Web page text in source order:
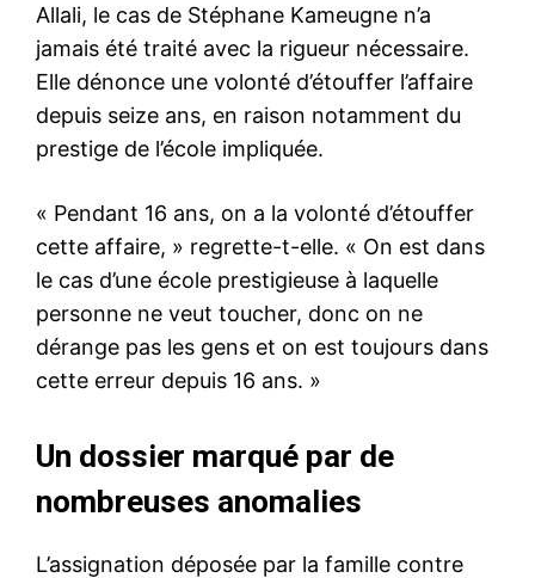
Allali, le cas de Stéphane Kameugne n’a
jamais été traité avec la rigueur nécessaire.
Elle dénonce une volonté d’étouffer l’affaire
depuis seize ans, en raison notamment du
prestige de l’école impliquée.
« Pendant 16 ans, on a la volonté d’étouffer
cette affaire, » regrette-t-elle. « On est dans
le cas d’une école prestigieuse à laquelle
personne ne veut toucher, donc on ne
dérange pas les gens et on est toujours dans
cette erreur depuis 16 ans. »
Un dossier marqué par de
nombreuses anomalies
L’assignation déposée par la famille contre